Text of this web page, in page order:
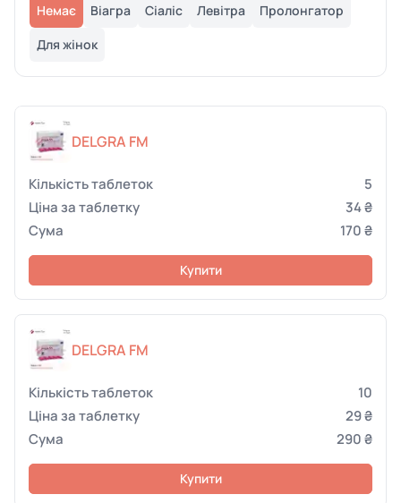
Немає
Віагра Сіаліс Левітра
Пролонгатор
Для жінок
DELGRA FM
5
34 ₴
170 ₴
Купити
DELGRA FM
10
29 ₴
290 ₴
Купити